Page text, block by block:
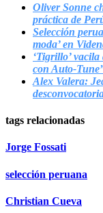
Oliver Sonne
práctica de
Selección
moda’ en
‘Tigrillo’
con Auto-
Alex Valera:
tags relacionadas
Jorge Fossati
selección peruana
Christian Cueva